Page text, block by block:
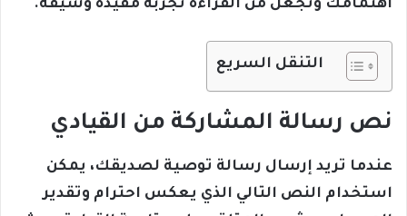
اهتمامك وتجعل من القراءة تجربة مفيدة وشيقة.
التنقل السريع
نص رسالة المشاركة من القيادي
عندما تريد إرسال رسالة توصية لصديقك، يمكن
استخدام النص التالي الذي يعكس احترام وتقدير